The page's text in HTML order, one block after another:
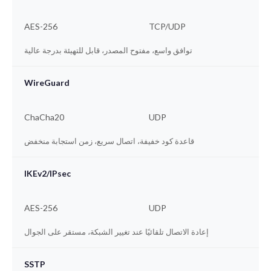
AES-256 TCP/UDP
توافق واسع، مفتوح المصدر، قابل للتهيئة بدرجة عالية
WireGuard
ChaCha20 UDP
قاعدة كود خفيفة، اتصال سريع، زمن استجابة منخفض
IKEv2/IPsec
AES-256 UDP
إعادة الاتصال تلقائيًا عند تغيير الشبكة، مستقر على الجوال
SSTP